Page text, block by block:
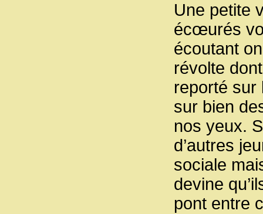
Une petite
écœurés
écoutant
révolte
reporté sur
sur bien
nos yeux.
d’autres
sociale
devine
pont entre